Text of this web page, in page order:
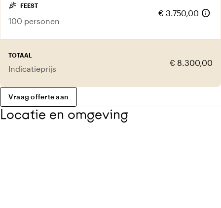
celebration FEEST
100 personen
€ 3.750,00 info
TOTAAL
Indicatieprijs
€ 8.300,00
Vraag offerte aan
Locatie en omgeving